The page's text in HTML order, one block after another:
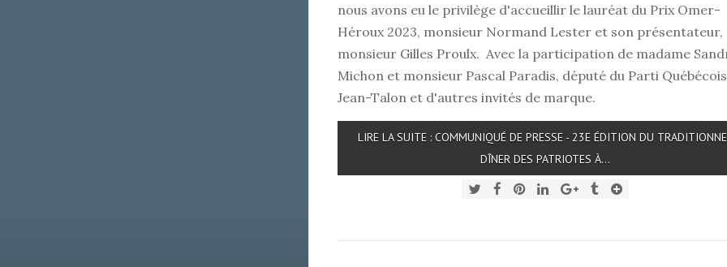
nous avons eu le privilège d'accueillir le lauréat du Prix Omer-
Héroux 2023, monsieur Normand Lester et son présentateur,
monsieur Gilles Proulx. Avec la participation de madame
Michon et monsieur Pascal Paradis, député du Parti
Jean-Talon et d'autres invités de marque.
LIRE LA SUITE : COMMUNIQUÉ DE PRESSE - 23E ÉDITION DU
DÎNER DES PATRIOTES À...